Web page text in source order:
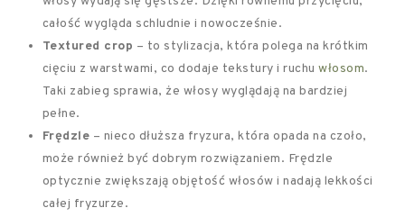
całość wygląda schludnie i nowocześnie.
Textured crop – to stylizacja, która polega na krótkim
cięciu z warstwami, co dodaje tekstury i ruchuwłosom.
Taki zabieg sprawia, że włosy wyglądają na bardziej
pełne.
Frędzle – nieco dłuższa fryzura, która opada na czoło,
może również być dobrym rozwiązaniem. Frędzle
optycznie zwiększają objętość włosów i nadają lekkości
całej fryzurze.